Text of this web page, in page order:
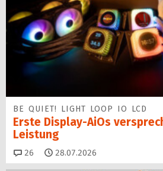
BE QUIET! LIGHT LOOP IO LCD
Erste Display-AiOs
Leistung
26 Kommentare
28.07.2026